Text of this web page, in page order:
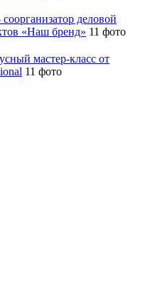
деловой
«Наш бренд» 11 фото
мастер-класс от
11 фото